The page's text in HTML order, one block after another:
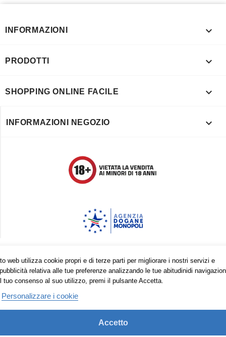
web utilizza cookie propri e di terze parti per migliorare i nostri servizi e
relativa alle tue preferenze analizzando le tue abitudinidi
tuo consenso al suo utilizzo, premi il pulsante Accetta.
Personalizzare i cookie
Accetto
INFORMAZIONI 
PRODOTTI 
SHOPPING ONLINE FACILE 
INFORMAZIONI NEGOZIO 
Trovaci anche su:
FacebookPinterestInstagram
© 2026 - Vape in Italy srls - 10613270965